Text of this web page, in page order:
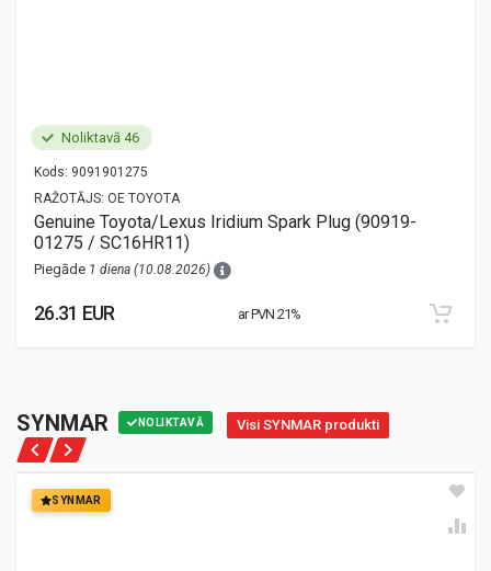
Noliktavā 46
Kods: 9091901275
RAŽOTĀJS: OE TOYOTA
Genuine Toyota/Lexus Iridium Spark Plug (90919-
01275 / SC16HR11)
Piegāde 1 diena (10.08.2026)
26.31 EUR ar PVN 21%
SYNMAR NOLIKTAVĀ Visi SYNMAR produkti
SYNMAR